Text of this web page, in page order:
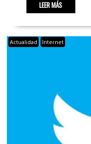
LEER MÁS
Actualidad Internet